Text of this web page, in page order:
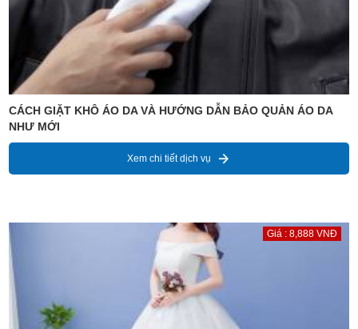
CÁCH GIẶT KHÔ ÁO DA VÀ HƯỚNG DẪN BẢO QUẢN ÁO DA
NHƯ MỚI
Xem chi tiết dịch vụ
Giá : 8,888 VNĐ